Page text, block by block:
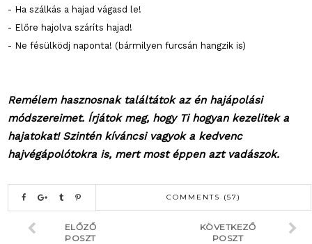
- Ha szálkás a hajad vágasd le!
- Előre hajolva száríts hajad!
- Ne fésülködj naponta! (bármilyen furcsán hangzik is)
Remélem hasznosnak találtátok az én hajápolási
módszereimet. Írjátok meg, hogy Ti hogyan kezelitek a
hajatokat! Szintén kíváncsi vagyok a kedvenc
hajvégápolótokra is, mert most éppen azt vadászok.
COMMENTS (57)
KÖVETKEZŐ
POSZT
ELŐZŐ
POSZT